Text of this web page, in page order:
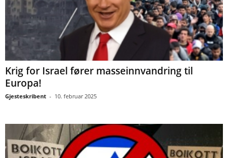
Krig for Israel fører masseinnvandring til
Europa!
Gjesteskribent - 10. februar 2025